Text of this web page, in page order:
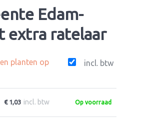
Edam-
extra ratelaar
planten op
incl. btw
€ 1,03 incl. btw Op voorraad